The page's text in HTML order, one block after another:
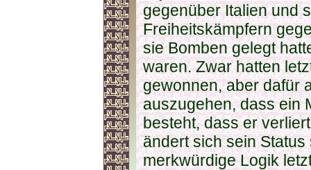
gegenüber Italien und
Freiheitskämpfern
sie Bomben gelegt
waren. Zwar hatten
gewonnen, aber dafür
auszugehen, dass ein
besteht, dass er
ändert sich sein
merkwürdige Logik